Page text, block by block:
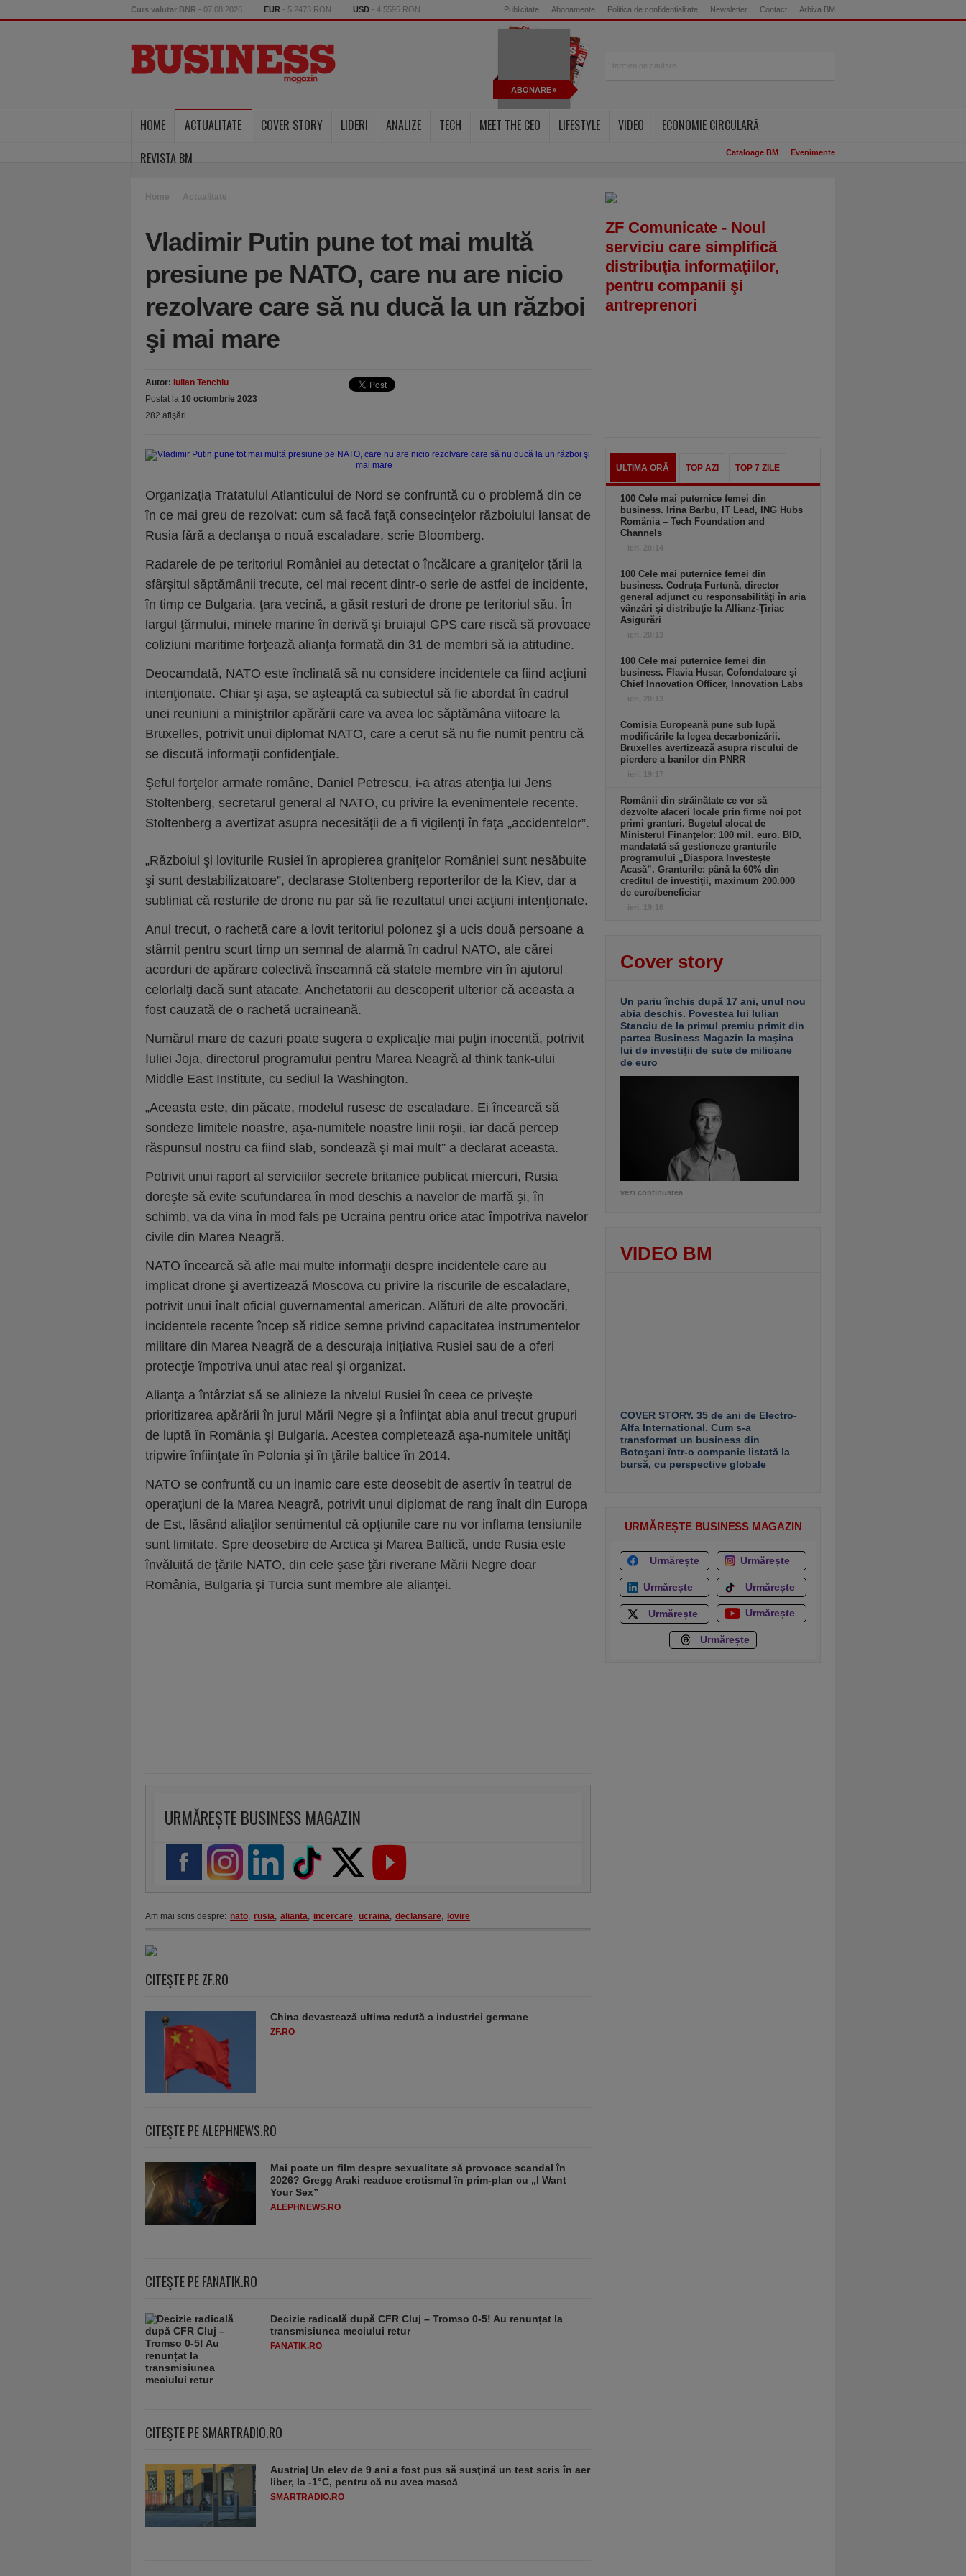
Curs valutar BNR - 07.08.2026 EUR - 5.2473 RON USD - 4.5595 RON Publicitate Abonamente Politica de confidentialitate Newsletter Contact Arhiva BM
ABONARE
HOME ACTUALITATE COVER STORY LIDERI ANALIZE TECH MEET THE CEO LIFESTYLE VIDEO
ECONOMIE CIRCULARĂ
REVISTA BM
Cataloage BM Evenimente
Home Actualitate
Vladimir Putin pune tot mai multă
presiune pe NATO, care nu are nicio
rezolvare care să nu ducă la un război
şi mai mare
Autor: Iulian Tenchiu
Postat la 10 octombrie 2023
282 afişări
Organizaţia Tratatului Atlanticului de Nord se confruntă cu o problemă din ce
în ce mai greu de rezolvat: cum să facă faţă consecinţelor războiului lansat de
Rusia fără a declanşa o nouă escaladare, scrie Bloomberg.
Radarele de pe teritoriul României au detectat o încălcare a graniţelor ţării la
sfârşitul săptămânii trecute, cel mai recent dintr-o serie de astfel de incidente,
în timp ce Bulgaria, ţara vecină, a găsit resturi de drone pe teritoriul său. În
largul ţărmului, minele marine în derivă şi bruiajul GPS care riscă să provoace
coliziuni maritime forţează alianţa formată din 31 de membri să ia atitudine.
Deocamdată, NATO este înclinată să nu considere incidentele ca fiind acţiuni
intenţionate. Chiar şi aşa, se aşteaptă ca subiectul să fie abordat în cadrul
unei reuniuni a miniştrilor apărării care va avea loc săptămâna viitoare la
Bruxelles, potrivit unui diplomat NATO, care a cerut să nu fie numit pentru că
se discută informaţii confidenţiale.
Şeful forţelor armate române, Daniel Petrescu, i-a atras atenţia lui Jens
Stoltenberg, secretarul general al NATO, cu privire la evenimentele recente.
Stoltenberg a avertizat asupra necesităţii de a fi vigilenţi în faţa „accidentelor”.
„Războiul şi loviturile Rusiei în apropierea graniţelor României sunt nesăbuite
şi sunt destabilizatoare”, declarase Stoltenberg reporterilor de la Kiev, dar a
subliniat că resturile de drone nu par să fie rezultatul unei acţiuni intenţionate.
Anul trecut, o rachetă care a lovit teritoriul polonez şi a ucis două persoane a
stârnit pentru scurt timp un semnal de alarmă în cadrul NATO, ale cărei
acorduri de apărare colectivă înseamnă că statele membre vin în ajutorul
celorlalţi dacă sunt atacate. Anchetatorii au descoperit ulterior că aceasta a
fost cauzată de o rachetă ucraineană.
Numărul mare de cazuri poate sugera o explicaţie mai puţin inocentă, potrivit
Iuliei Joja, directorul programului pentru Marea Neagră al think tank-ului
Middle East Institute, cu sediul la Washington.
„Aceasta este, din păcate, modelul rusesc de escaladare. Ei încearcă să
sondeze limitele noastre, aşa-numitele noastre linii roşii, iar dacă percep
răspunsul nostru ca fiind slab, sondează şi mai mult” a declarat aceasta.
Potrivit unui raport al serviciilor secrete britanice publicat miercuri, Rusia
doreşte să evite scufundarea în mod deschis a navelor de marfă şi, în
schimb, va da vina în mod fals pe Ucraina pentru orice atac împotriva navelor
civile din Marea Neagră.
NATO încearcă să afle mai multe informaţii despre incidentele care au
implicat drone şi avertizează Moscova cu privire la riscurile de escaladare,
potrivit unui înalt oficial guvernamental american. Alături de alte provocări,
incidentele recente încep să ridice semne privind capacitatea instrumentelor
militare din Marea Neagră de a descuraja iniţiativa Rusiei sau de a oferi
protecţie împotriva unui atac real şi organizat.
Alianţa a întârziat să se alinieze la nivelul Rusiei în ceea ce priveşte
prioritizarea apărării în jurul Mării Negre şi a înfiinţat abia anul trecut grupuri
de luptă în România şi Bulgaria. Acestea completează aşa-numitele unităţi
tripwire înfiinţate în Polonia şi în ţările baltice în 2014.
NATO se confruntă cu un inamic care este deosebit de asertiv în teatrul de
operaţiuni de la Marea Neagră, potrivit unui diplomat de rang înalt din Europa
de Est, lăsând aliaţilor sentimentul că opţiunile care nu vor inflama tensiunile
sunt limitate. Spre deosebire de Arctica şi Marea Baltică, unde Rusia este
învăluită de ţările NATO, din cele şase ţări riverane Mării Negre doar
România, Bulgaria şi Turcia sunt membre ale alianţei.
URMĂREȘTE BUSINESS MAGAZIN
Am mai scris despre: nato, rusia, alianta, incercare, ucraina, declansare, lovire
CITEŞTE PE ZF.RO
China devastează ultima redută a industriei germane
ZF.RO
CITEŞTE PE ALEPHNEWS.RO
Mai poate un film despre sexualitate să provoace scandal în
2026? Gregg Araki readuce erotismul în prim-plan cu „I Want
Your Sex”
ALEPHNEWS.RO
CITEŞTE PE FANATIK.RO
Decizie radicală după CFR Cluj – Tromso 0-5! Au renunțat la
transmisiunea meciului retur
FANATIK.RO
CITEŞTE PE SMARTRADIO.RO
Austria| Un elev de 9 ani a fost pus să susţină un test scris în aer
liber, la -1°C, pentru că nu avea mască
SMARTRADIO.RO
ZF Comunicate - Noul
serviciu care simplifică
distribuţia informaţiilor,
pentru companii şi
antreprenori
ULTIMA ORĂ TOP AZI TOP 7 ZILE
100 Cele mai puternice femei din
business. Irina Barbu, IT Lead, ING Hubs
România – Tech Foundation and
Channels
ieri, 20:14
100 Cele mai puternice femei din
business. Codruţa Furtună, director
general adjunct cu responsabilităţi în aria
vânzări şi distribuţie la Allianz-Ţiriac
Asigurări
ieri, 20:13
100 Cele mai puternice femei din
business. Flavia Husar, Cofondatoare şi
Chief Innovation Officer, Innovation Labs
ieri, 20:13
Comisia Europeană pune sub lupă
modificările la legea decarbonizării.
Bruxelles avertizează asupra riscului de
pierdere a banilor din PNRR
ieri, 19:17
Românii din străinătate ce vor să
dezvolte afaceri locale prin firme noi pot
primi granturi. Bugetul alocat de
Ministerul Finanţelor: 100 mil. euro. BID,
mandatată să gestioneze granturile
programului „Diaspora Investeşte
Acasă”. Granturile: până la 60% din
creditul de investiţii, maximum 200.000
de euro/beneficiar
ieri, 19:16
Cover story
Un pariu închis după 17 ani, unul nou
abia deschis. Povestea lui Iulian
Stanciu de la primul premiu primit din
partea Business Magazin la maşina
lui de investiţii de sute de milioane
de euro
vezi continuarea
VIDEO BM
COVER STORY. 35 de ani de Electro-
Alfa International. Cum s-a
transformat un business din
Botoşani într-o companie listată la
bursă, cu perspective globale
URMĂREȘTE BUSINESS MAGAZIN
Urmărește Urmărește
Urmărește Urmărește
Urmărește Urmărește
Urmărește